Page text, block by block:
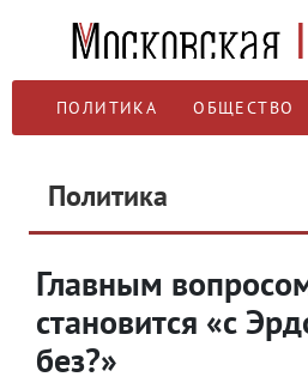
ПОЛИТИКА ОБЩЕСТВО
Политика
Главным
становится «с
без?»